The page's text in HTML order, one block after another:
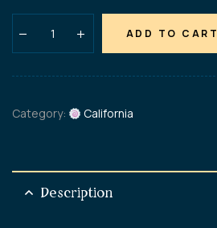
ADD TO CART
Category: California
Description